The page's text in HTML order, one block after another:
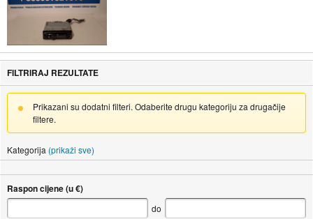
FILTRIRAJ REZULTATE
Prikazani su dodatni filteri. Odaberite drugu kategoriju za drugačije
filtere.
Kategorija (prikaži sve)
Raspon cijene (u €)
do